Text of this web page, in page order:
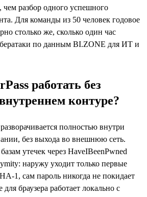
чем разбор одного успешного
Для команды из 50 человек годовое
столько же, сколько один час
по данным BI.ZONE для ИТ и
работать без
контуре?
полностью внутри
без выхода во внешнюю сеть.
утечек через HaveIBeenPwned
наружу уходит только первые
1, сам пароль никогда не покидает
браузера работает локально с